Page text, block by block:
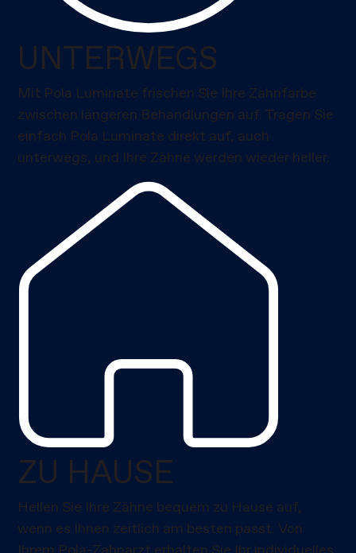
UNTERWEGS
Mit Pola Luminate frischen Sie Ihre Zahnfarbe
zwischen längeren Behandlungen auf. Tragen Sie
einfach Pola Luminate direkt auf, auch
unterwegs, und Ihre Zähne werden wieder heller.
ZU HAUSE
Hellen Sie Ihre Zähne bequem zu Hause auf,
wenn es Ihnen zeitlich am besten passt. Von